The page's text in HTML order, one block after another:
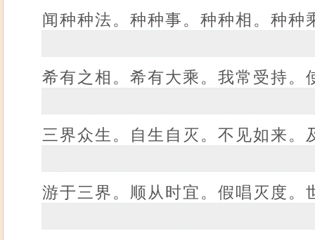
闻种种法。种种事。种种相。种
希有之相。希有大乘。我常受持
三界众生。自生自灭。不见如来
游于三界。顺从时宜。假唱灭度。